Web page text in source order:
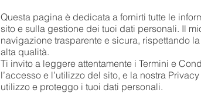
Questa pagina è dedicata a fornirti tutte le
sito e sulla gestione dei tuoi dati personali. Il
navigazione trasparente e sicura, rispettando
alta qualità.
Ti invito a leggere attentamente i Termini e
l’accesso e l’utilizzo del sito, e la nostra
utilizzo e proteggo i tuoi dati personali.